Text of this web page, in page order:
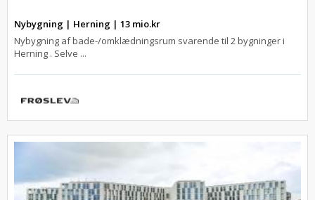
Nybygning | Herning | 13 mio.kr
Nybygning af bade-/omklædningsrum svarende til 2 bygninger i
Herning . Selve ...